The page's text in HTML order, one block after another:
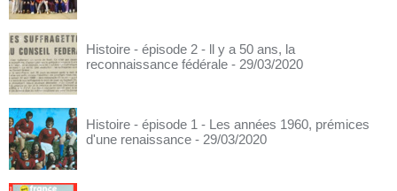
Histoire - épisode 2 - ll y a 50 ans, la
reconnaissance fédérale - 29/03/2020
Histoire - épisode 1 - Les années 1960, prémices
d'une renaissance - 29/03/2020